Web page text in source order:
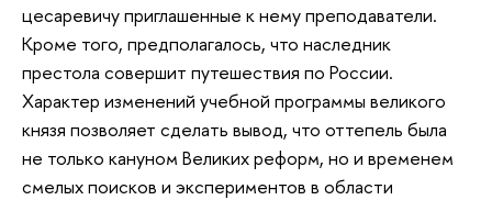
цесаревичу приглашенные к нему преподаватели.
Кроме того, предполагалось, что наследник
престола совершит путешествия по России.
Характер изменений учебной программы великого
князя позволяет сделать вывод, что оттепель была
не только кануном Великих реформ, но и временем
смелых поисков и экспериментов в области